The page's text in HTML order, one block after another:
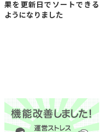
果を更新日でソートできる
ようになりました